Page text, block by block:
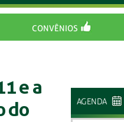
CONVÊNIOS
e a
do
AGENDA